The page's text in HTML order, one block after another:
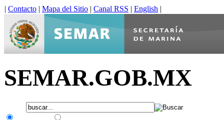
| Contacto | Mapa del Sitio | Canal RSS | English |
SEMAR.GOB.MX